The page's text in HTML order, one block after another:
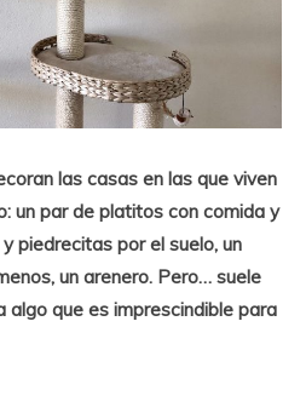
las casas en las que viven
un par de platitos con comida y
piedrecitas por el suelo, un
un arenero. Pero… suele
algo que es imprescindible para